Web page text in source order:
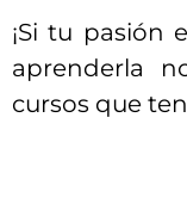
¡Si tu pasión
aprenderla
cursos que